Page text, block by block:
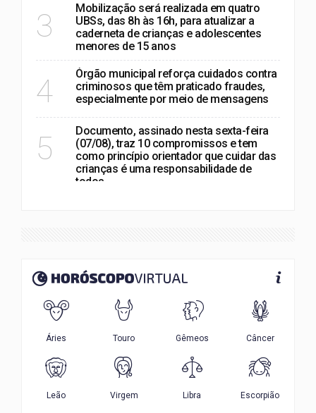
3
Mobilização será realizada em quatro
UBSs, das 8h às 16h, para atualizar a
caderneta de crianças e adolescentes
menores de 15 anos
4
Órgão municipal reforça cuidados contra
criminosos que têm praticado fraudes,
especialmente por meio de mensagens
5
Documento, assinado nesta sexta-feira
(07/08), traz 10 compromissos e tem
como princípio orientador que cuidar das
crianças é uma responsabilidade de
todos